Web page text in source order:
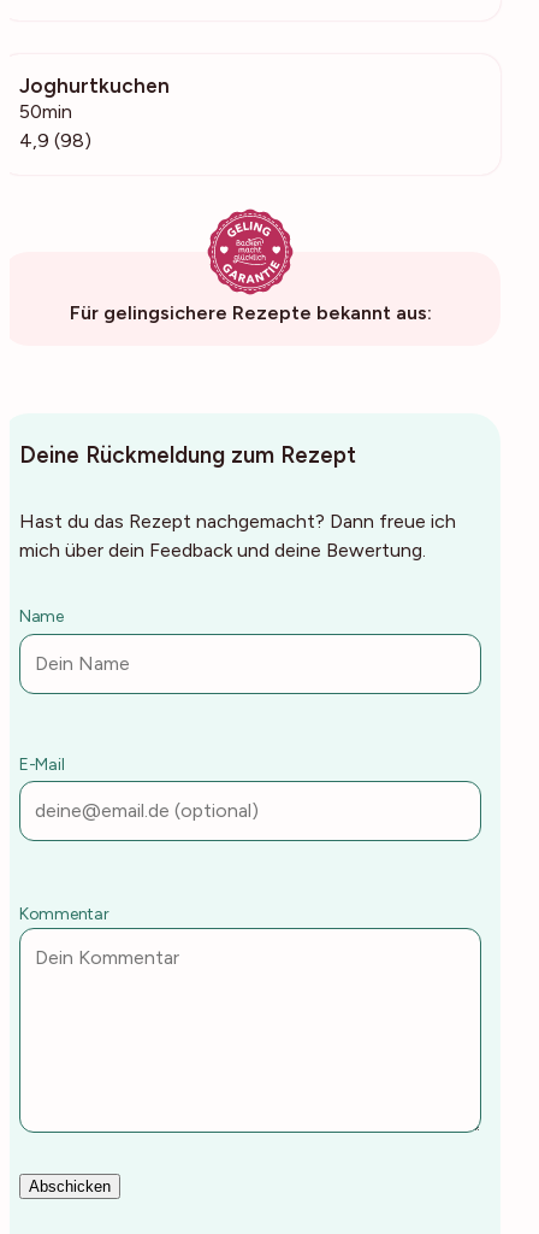
Joghurtkuchen
50min
4,9 (98)
Für gelingsichere Rezepte bekannt aus:
Deine Rückmeldung zum Rezept
Hast du das Rezept nachgemacht? Dann freue ich
mich über dein Feedback und deine Bewertung.
Kommentar
Name
E-Mail